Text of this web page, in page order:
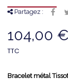
Partagez :
104,00 €
TTC
Bracelet métal Tissot